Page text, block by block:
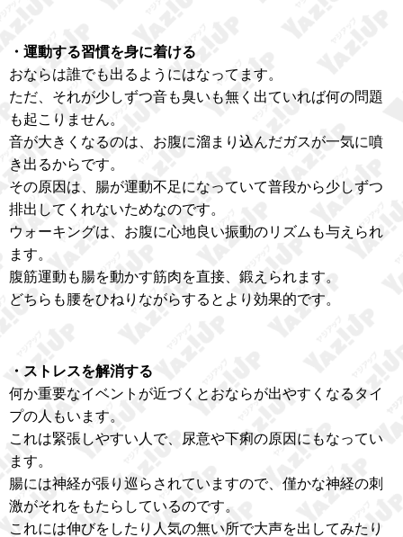
・運動する習慣を身に着ける
おならは誰でも出るようにはなってます。
ただ、それが少しずつ音も臭いも無く出ていれば何の問題
も起こりません。
音が大きくなるのは、お腹に溜まり込んだガスが一気に噴
き出るからです。
その原因は、腸が運動不足になっていて普段から少しずつ
排出してくれないためなのです。
ウォーキングは、お腹に心地良い振動のリズムも与えられ
ます。
腹筋運動も腸を動かす筋肉を直接、鍛えられます。
どちらも腰をひねりながらするとより効果的です。
・ストレスを解消する
何か重要なイベントが近づくとおならが出やすくなるタイ
プの人もいます。
これは緊張しやすい人で、尿意や下痢の原因にもなってい
ます。
腸には神経が張り巡らされていますので、僅かな神経の刺
激がそれをもたらしているのです。
これには伸びをしたり人気の無い所で大声を出してみたり